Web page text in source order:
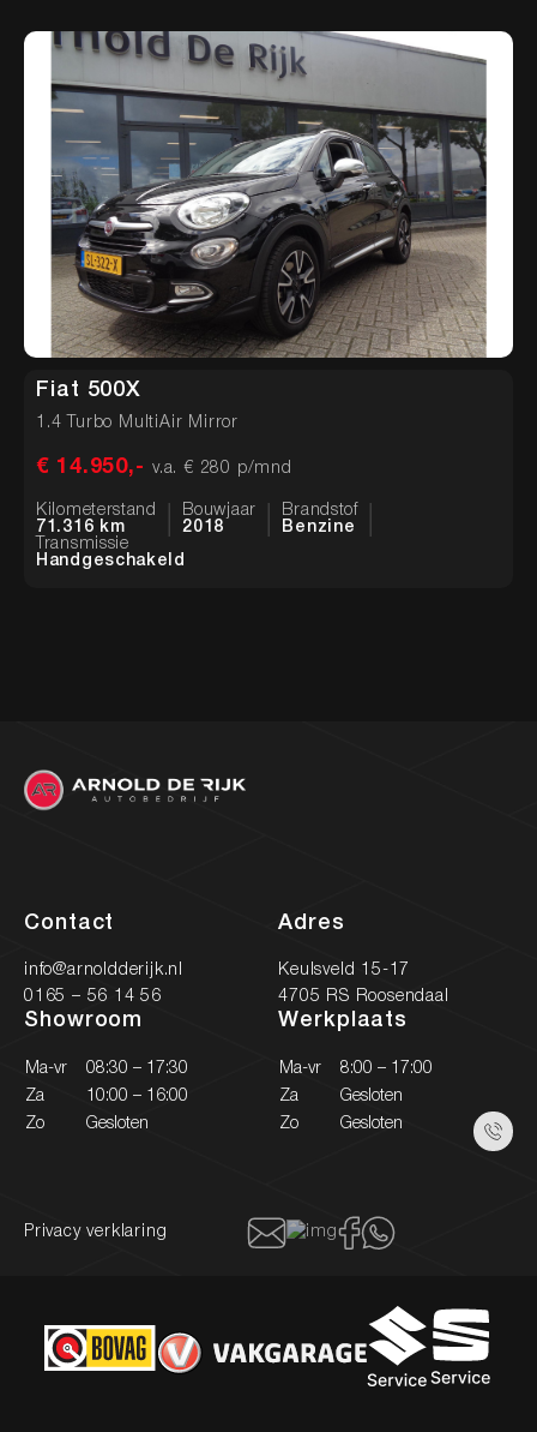
Fiat 500X
1.4 Turbo MultiAir Mirror
€ 14.950,- v.a. € 280 p/mnd
Kilometerstand
71.316 km
Bouwjaar
2018
Brandstof
Benzine
Transmissie
Handgeschakeld
Contact
info@arnoldderijk.nl
0165 – 56 14 56
Adres
Keulsveld 15-17
4705 RS Roosendaal
Showroom
Ma-vr
08:30 – 17:30
Za
10:00 – 16:00
Zo
Gesloten
Werkplaats
Ma-vr
8:00 – 17:00
Za
Gesloten
Zo
Gesloten
Privacy verklaring